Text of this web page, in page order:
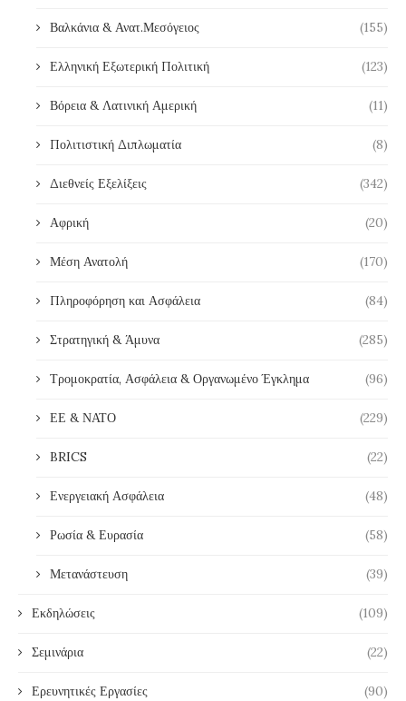
Βαλκάνια & Ανατ.Μεσόγειος (155)
Ελληνική Εξωτερική Πολιτική (123)
Βόρεια & Λατινική Αμερική (11)
Πολιτιστική Διπλωματία (8)
Διεθνείς Εξελίξεις (342)
Αφρική (20)
Μέση Ανατολή (170)
Πληροφόρηση και Ασφάλεια (84)
Στρατηγική & Άμυνα (285)
Τρομοκρατία, Ασφάλεια & Οργανωμένο Έγκλημα (96)
ΕΕ & ΝΑΤΟ (229)
BRICS (22)
Ενεργειακή Ασφάλεια (48)
Ρωσία & Ευρασία (58)
Μετανάστευση (39)
Εκδηλώσεις (109)
Σεμινάρια (22)
Ερευνητικές Εργασίες (90)